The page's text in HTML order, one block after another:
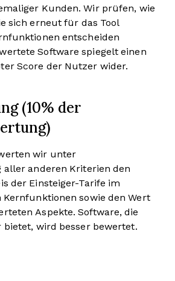
Kunden. Wir prüfen, wie
sich erneut für das Tool
entscheiden
Software spiegelt einen
Score der Nutzer wider.
(10% der
wir unter
aller anderen Kriterien den
der Einsteiger-Tarife im
sowie den Wert
Aspekte. Software, die
wird besser bewertet.